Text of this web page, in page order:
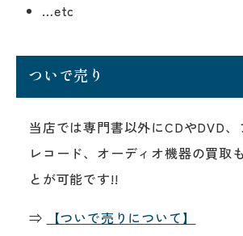
…etc
ついで売り
当店では専門書以外にCDやDVD、
レコード、オーディオ機器の買取
とが可能です!!
⇒
【ついで売りについて】